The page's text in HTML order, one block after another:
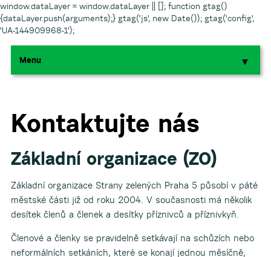
window.dataLayer = window.dataLayer || []; function gtag()
{dataLayer.push(arguments);} gtag('js', new Date()); gtag('config',
'UA-144909968-1');
Menu ▼
▼
▼
Kontaktujte nás
Základní organizace (ZO)
Základní organizace Strany zelených Praha 5 působí v páté
městské části již od roku 2004. V současnosti má několik
desítek členů a členek a desítky příznivců a příznivkyň.
Členové a členky se pravidelně setkávají na schůzích nebo
neformálních setkáních, které se konají jednou měsíčně,